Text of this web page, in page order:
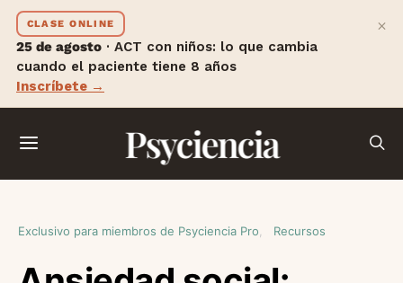
CLASE ONLINE
25 de agosto · ACT con niños: lo que cambia
cuando el paciente tiene 8 años
Inscríbete →
×
Psyciencia
Exclusivo para miembros de Psyciencia Pro Recursos